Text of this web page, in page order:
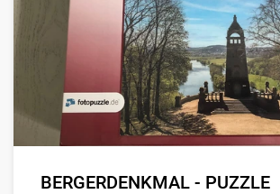
BERGERDENKMAL - PUZZLE